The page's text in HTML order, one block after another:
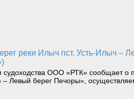
судоходства ООО «РТК» сообщает
Левый берег Печоры»,